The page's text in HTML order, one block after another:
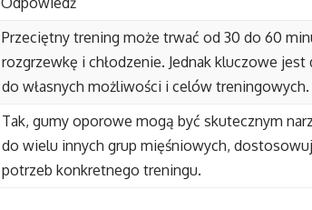
Przeciętny trening może trwać od 30 do 60
rozgrzewkę i chłodzenie. Jednak kluczowe
do własnych możliwości i celów treningowych.
Tak, gumy oporowe mogą być skutecznym
do wielu innych grup mięśniowych,
potrzeb konkretnego treningu.